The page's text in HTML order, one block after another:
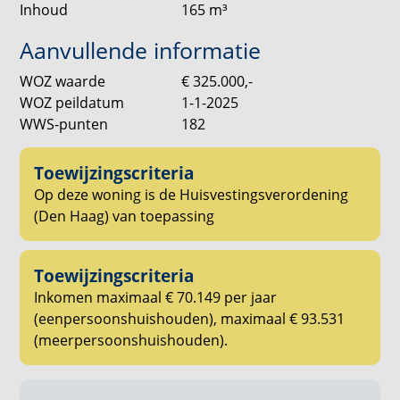
van Den Haag, met eigen parkeerplaats, berging en
alle stadsvoorzieningen binnen handbereik. Neem
gerust contact op voor meer informatie of het
plannen van een bezichtiging.
Interesse?
Ga in de woningpresentatie op onze website naar
[REAGEER] en geef hiermee aan dat je geïnteresseerd
bent.
Inkomensnormen en inschrijfdocumentatie
Hiervoor verwijzen we je door naar onze website.
Borg
Verhuurder kan om haar moverende redenen borg
vragen. Dit kan o.a. afhankelijk zijn van de
werksituatie van de kandidaten.
Inhoud
165 m³
Aanvullende informatie
WOZ waarde
€ 325.000,-
WOZ peildatum
1-1-2025
WWS-punten
182
Toewijzingscriteria
Op deze woning is de Huisvestingsverordening
(Den Haag) van toepassing
Toewijzingscriteria
Inkomen maximaal € 70.149 per jaar
(eenpersoonshuishouden), maximaal € 93.531
(meerpersoonshuishouden).